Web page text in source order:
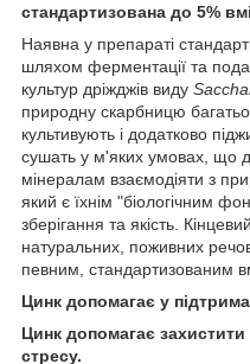
стандартизована до 5%
Наявна у препараті
шляхом ферментації та
культур дріжджів виду
природну скарбницю багатьох
культивують і додатково
сушать у м'яких умовах, що
мінералам взаємодіяти з
який є їхнім "біологічним
зберігання та якість.
натуральних, поживних
певним, стандартизованим
Цинк допомагає у
Цинк допомагає
стресу.